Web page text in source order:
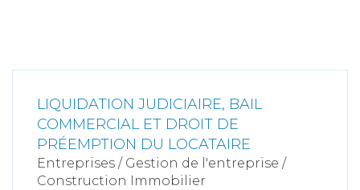
LIQUIDATION JUDICIAIRE, BAIL
COMMERCIAL ET DROIT DE
PRÉEMPTION DU LOCATAIRE
Entreprises / Gestion de l'entreprise /
Construction Immobilier